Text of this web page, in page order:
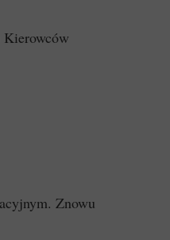
Kierowców
Znowu